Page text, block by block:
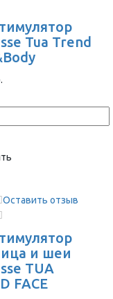
Tua Trend
Оставить отзыв
и шеи
TUA
FACE